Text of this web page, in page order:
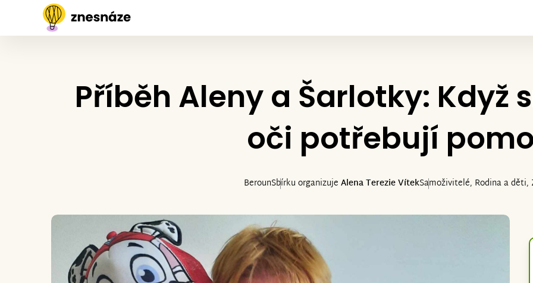
Příběh Aleny a Šarlotky: Když
oči potřebují
BerounSbírku organizuje Alena Terezie VítekSamoživitelé, Rodina a děti,